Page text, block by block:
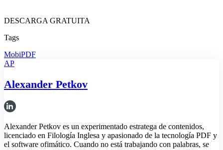
DESCARGA GRATUITA
Tags
MobiPDF
AP
Alexander Petkov
Alexander Petkov es un experimentado estratega de contenidos,
licenciado en Filología Inglesa y apasionado de la tecnología PDF y
el software ofimático. Cuando no está trabajando con palabras, se